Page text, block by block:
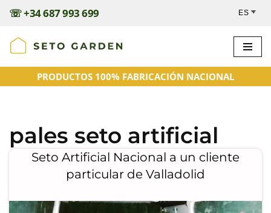
☏+34 687 993 699
PRODUCTOS 100% FABRICACIÓN NACIONAL
pales seto artificial
Seto Artificial Nacional a un cliente
particular de Valladolid